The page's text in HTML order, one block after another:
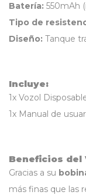
Batería: 550mAh
Tipo de
Diseño: Tanque
Incluye:
1x Vozol
1x Manual de
Beneficios del
Gracias a su
más finas que las